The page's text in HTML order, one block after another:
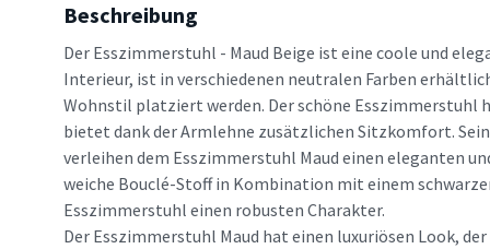
Beschreibung
Der Esszimmerstuhl - Maud Beige ist eine coole und
Interieur, ist in verschiedenen neutralen Farben
Wohnstil platziert werden. Der schöne Esszimmerstuhl
bietet dank der Armlehne zusätzlichen Sitzkomfort.
verleihen dem Esszimmerstuhl Maud einen eleganten
weiche Bouclé-Stoff in Kombination mit einem
Esszimmerstuhl einen robusten Charakter.
Der Esszimmerstuhl Maud hat einen luxuriösen Look,